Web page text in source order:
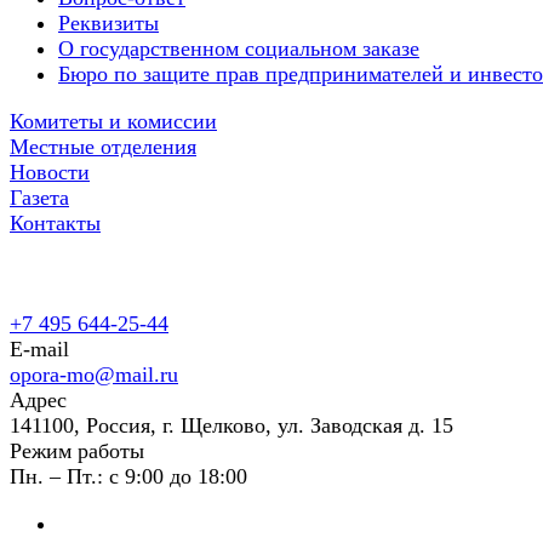
Реквизиты
О государственном социальном заказе
Бюро по защите прав предпринимателей и
Комитеты и комиссии
Местные отделения
Новости
Газета
Контакты
+7 495 644-25-44
E-mail
opora-mo@mail.ru
Адрес
141100, Россия, г. Щелково, ул. Заводская д. 15
Режим работы
Пн. – Пт.: с 9:00 до 18:00